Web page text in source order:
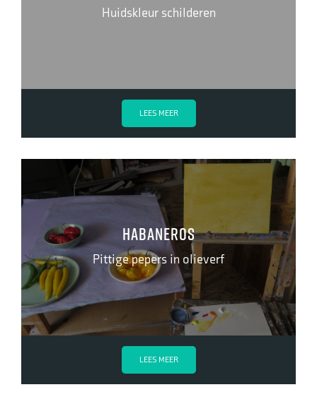
Huidskleur schilderen
LEES MEER
Habaneros
Pittige pepers in olieverf
LEES MEER